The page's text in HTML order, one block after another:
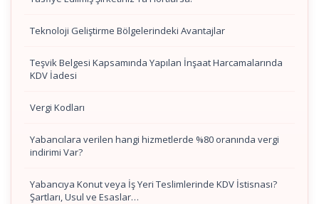
Teknoloji Geliştirme Bölgelerindeki Avantajlar
Teşvik Belgesi Kapsamında Yapılan İnşaat Harcamalarında
KDV İadesi
Vergi Kodları
Yabancılara verilen hangi hizmetlerde %80 oranında vergi
indirimi Var?
Yabancıya Konut veya İş Yeri Teslimlerinde KDV İstisnası?
Şartları, Usul ve Esaslar…